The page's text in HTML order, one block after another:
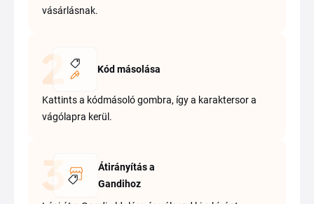
vásárlásnak.
Kód másolása
Kattints a kódmásoló gombra, így a karaktersor a
vágólapra kerül.
Átirányítás a
Gandihoz